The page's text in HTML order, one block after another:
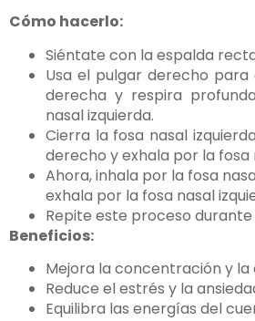
Cómo hacerlo:
Siéntate con la espalda
Usa el pulgar derecho
derecha y respira
nasal izquierda.
Cierra la fosa nasal
derecho y exhala por la fosa
Ahora, inhala por la fosa
exhala por la fosa nasal
Repite este proceso durante
Beneficios:
Mejora la concentración y
Reduce el estrés y la
Equilibra las energías del